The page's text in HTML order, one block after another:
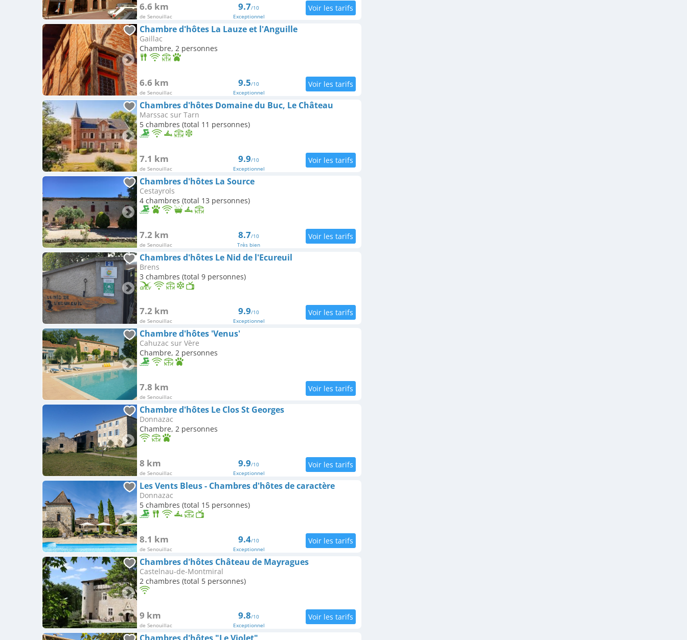
6.6 km
de Senouillac
9.7/10
Exceptionnel
Chambre d'hôtes La Lauze et l'Anguille
Gaillac
Chambre, 2 personnes
6.6 km
de Senouillac
9.5/10
Exceptionnel
Chambres d'hôtes Domaine du Buc, Le Château
Marssac sur Tarn
5 chambres (total 11 personnes)
7.1 km
de Senouillac
9.9/10
Exceptionnel
Chambres d'hôtes La Source
Cestayrols
4 chambres (total 13 personnes)
7.2 km
de Senouillac
8.7/10
Très bien
Chambres d'hôtes Le Nid de l'Ecureuil
Brens
3 chambres (total 9 personnes)
7.2 km
de Senouillac
9.9/10
Exceptionnel
Chambre d'hôtes 'Venus'
Cahuzac sur Vère
Chambre, 2 personnes
7.8 km
de Senouillac
Chambre d'hôtes Le Clos St Georges
Donnazac
Chambre, 2 personnes
8 km
de Senouillac
9.9/10
Exceptionnel
Les Vents Bleus - Chambres d'hôtes de caractère
Donnazac
5 chambres (total 15 personnes)
8.1 km
de Senouillac
9.4/10
Exceptionnel
Chambres d'hôtes Château de Mayragues
Castelnau-de-Montmiral
2 chambres (total 5 personnes)
9 km
de Senouillac
9.8/10
Exceptionnel